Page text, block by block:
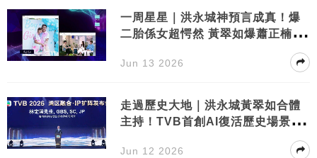
一周星星｜洪永城神預言成真！爆
二胎係女超愕然 黃翠如爆蕭正楠對
Jun 13 2026
走過歷史大地｜洪永城黃翠如合體
主持！TVB首創AI復活歷史場景勁
Jun 12 2026